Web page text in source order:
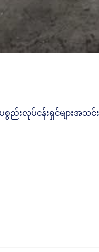
စည်းလုပ်ငန်းရှင်များအသင်း